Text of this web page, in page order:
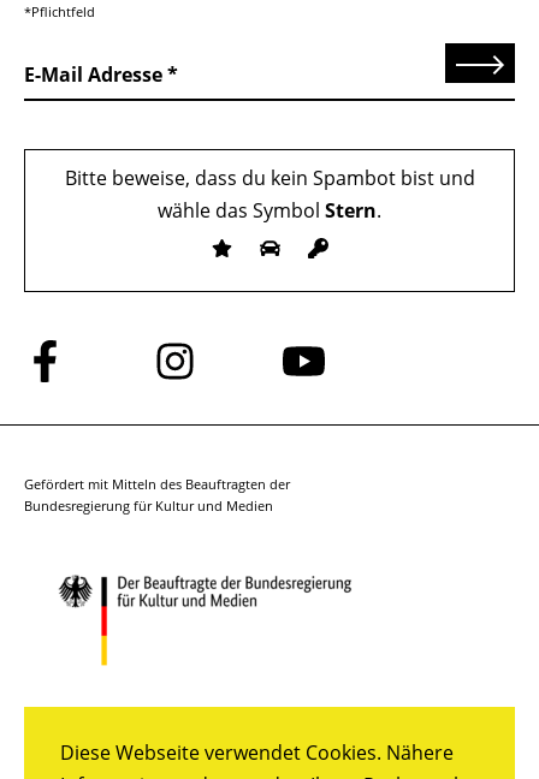
Diese Webseite verwendet Cookies. Nähere
*Pflichtfeld
E-Mail Adresse Senden
Bitte beweise, dass du kein Spambot bist und
wähle das Symbol Stern.
Folge
uns
auf
Folge
uns
auf
Folge
auf
Gefördert mit Mitteln des Beauftragten der
Bundesregierung für Kultur und Medien